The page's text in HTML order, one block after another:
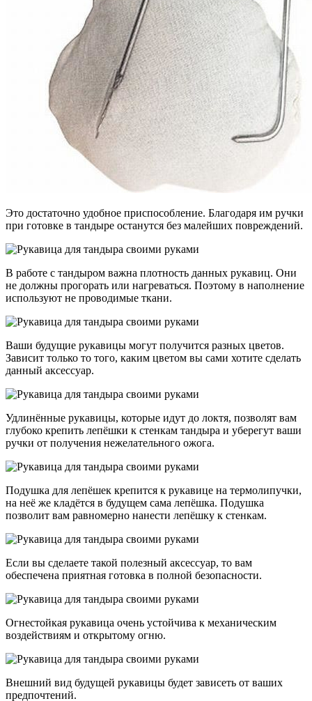
Это достаточно удобное приспособление. Благодаря им ручки
при готовке в тандыре останутся без малейших повреждений.
В работе с тандыром важна плотность данных рукавиц. Они
не должны прогорать или нагреваться. Поэтому в наполнение
используют не проводимые ткани.
Ваши будущие рукавицы могут получится разных цветов.
Зависит только то того, каким цветом вы сами хотите сделать
данный аксессуар.
Удлинённые рукавицы, которые идут до локтя, позволят вам
глубоко крепить лепёшки к стенкам тандыра и уберегут ваши
ручки от получения нежелательного ожога.
Подушка для лепёшек крепится к рукавице на термолипучки,
на неё же кладётся в будущем сама лепёшка. Подушка
позволит вам равномерно нанести лепёшку к стенкам.
Если вы сделаете такой полезный аксессуар, то вам
обеспечена приятная готовка в полной безопасности.
Огнестойкая рукавица очень устойчива к механическим
воздействиям и открытому огню.
Внешний вид будущей рукавицы будет зависеть от ваших
предпочтений.